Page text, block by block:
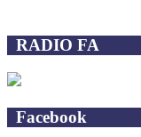
RADIO FA
Facebook